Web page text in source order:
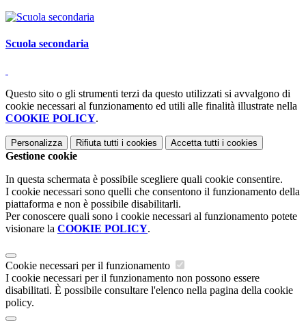
Scuola secondaria
Questo sito o gli strumenti terzi da questo utilizzati si avvalgono di
cookie necessari al funzionamento ed utili alle finalità illustrate nella
COOKIE POLICY.
Personalizza Rifiuta tutti i cookies Accetta tutti i cookies
Gestione cookie
In questa schermata è possibile scegliere quali cookie consentire.
I cookie necessari sono quelli che consentono il funzionamento della
piattaforma e non è possibile disabilitarli.
Per conoscere quali sono i cookie necessari al funzionamento potete
visionare la COOKIE POLICY.
Cookie necessari per il funzionamento
I cookie necessari per il funzionamento non possono essere
disabilitati. È possibile consultare l'elenco nella pagina della cookie
policy.